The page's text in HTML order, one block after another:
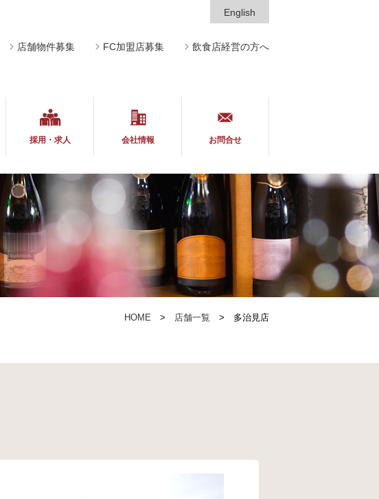
English
店舗物件募集 FC加盟店募集 飲食店経営の方へ
採用・求人 会社情報 お問合せ
HOME 店舗一覧 多治見店